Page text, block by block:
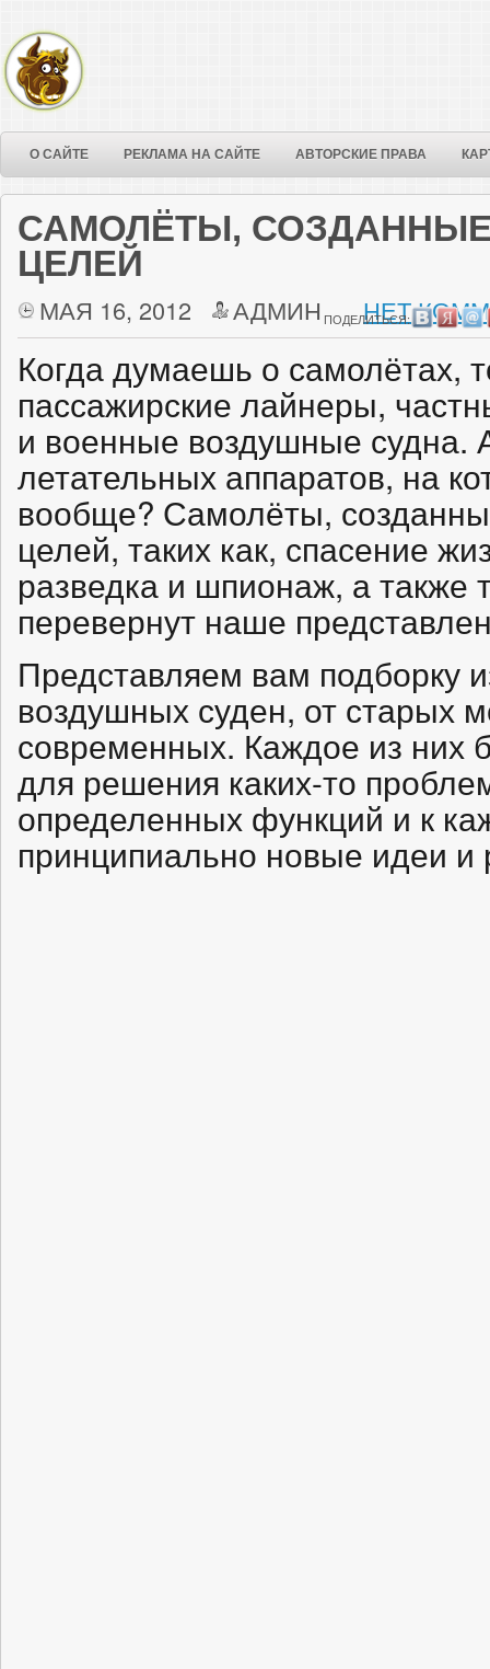
О САЙТЕ РЕКЛАМА НА САЙТЕ АВТОРСКИЕ ПРАВА
САМОЛЁТЫ,
ЦЕЛЕЙ
МАЯ 16, 2012 АДМИН НЕТ
ПОДЕЛИТЬСЯ:
Когда думаешь о самолётах,
пассажирские лайнеры,
и военные воздушные судна.
летательных аппаратов, на
вообще? Самолёты,
целей, таких как, спасение
разведка и шпионаж, а также
перевернут наше
Представляем вам подборку
воздушных суден, от старых
современных. Каждое из них
для решения каких-то
определенных функций и к
принципиально новые идеи